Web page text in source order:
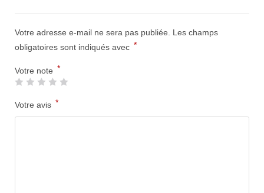
Votre adresse e-mail ne sera pas publiée. Les champs
obligatoires sont indiqués avec *
Votre note *
Votre avis *